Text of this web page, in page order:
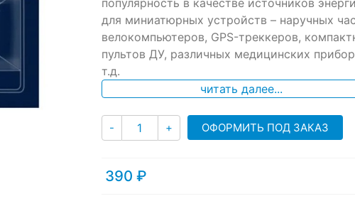
для миниатюрных устройств – наручных
велокомпьютеров, GPS-треккеров,
пультов ДУ, различных медицинских
т.д.
читать далее...
- Количество
+ ОФОРМИТЬ ПОД ЗАКАЗ
390 ₽